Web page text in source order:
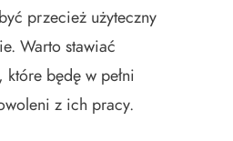
przecież użyteczny
Warto stawiać
będę w pełni
z ich pracy.